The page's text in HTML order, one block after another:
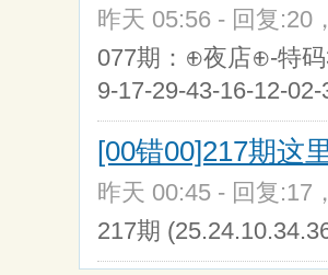
昨天 05:56 - 回复:20
077期：⊕夜店⊕-特码
9-17-29-43-16-12-
[00错00]217期这
昨天 00:45 - 回复:17
217期